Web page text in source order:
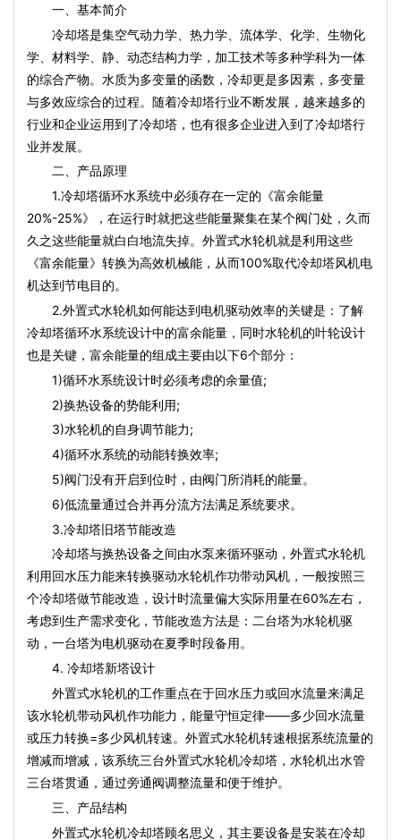
一、基本简介
冷却塔是集空气动力学、热力学、流体学、化学、生物化
学、材料学、静、动态结构力学，加工技术等多种学科为一体
的综合产物。水质为多变量的函数，冷却更是多因素，多变量
与多效应综合的过程。随着冷却塔行业不断发展，越来越多的
行业和企业运用到了冷却塔，也有很多企业进入到了冷却塔行
业并发展。
二、产品原理
1.冷却塔循环水系统中必须存在一定的《富余能量
20%-25%》，在运行时就把这些能量聚集在某个阀门处，久而
久之这些能量就白白地流失掉。外置式水轮机就是利用这些
《富余能量》转换为高效机械能，从而100%取代冷却塔风机电
机达到节电目的。
2.外置式水轮机如何能达到电机驱动效率的关键是：了解
冷却塔循环水系统设计中的富余能量，同时水轮机的叶轮设计
也是关键，富余能量的组成主要由以下6个部分：
1)循环水系统设计时必须考虑的余量值;
2)换热设备的势能利用;
3)水轮机的自身调节能力;
4)循环水系统的动能转换效率;
5)阀门没有开启到位时，由阀门所消耗的能量。
6)低流量通过合并再分流方法满足系统要求。
3.冷却塔旧塔节能改造
冷却塔与换热设备之间由水泵来循环驱动，外置式水轮机
利用回水压力能来转换驱动水轮机作功带动风机，一般按照三
个冷却塔做节能改造，设计时流量偏大实际用量在60%左右，
考虑到生产需求变化，节能改造方法是：二台塔为水轮机驱
动，一台塔为电机驱动在夏季时段备用。
4. 冷却塔新塔设计
外置式水轮机的工作重点在于回水压力或回水流量来满足
该水轮机带动风机作功能力，能量守恒定律——多少回水流量
或压力转换=多少风机转速。外置式水轮机转速根据系统流量的
增减而增减，该系统三台外置式水轮机冷却塔，水轮机出水管
三台塔贯通，通过旁通阀调整流量和便于维护。
三、产品结构
外置式水轮机冷却塔顾名思义，其主要设备是安装在冷却